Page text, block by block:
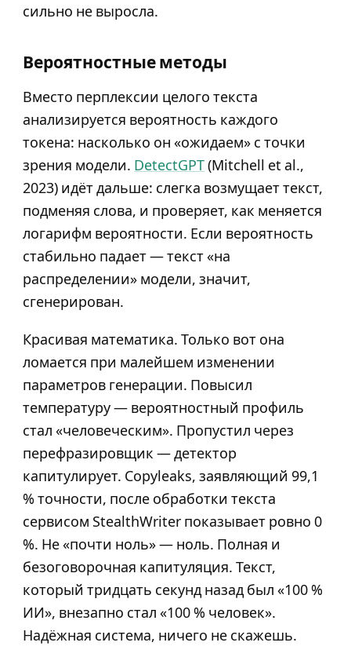
сильно не выросла.
Вероятностные методы
Вместо перплексии целого текста
анализируется вероятность каждого
токена: насколько он «ожидаем» с точки
зрения модели. DetectGPT(Mitchell et al.,
2023) идёт дальше: слегка возмущает текст,
подменяя слова, и проверяет, как меняется
логарифм вероятности. Если вероятность
стабильно падает — текст «на
распределении» модели, значит,
сгенерирован.
Красивая математика. Только вот она
ломается при малейшем изменении
параметров генерации. Повысил
температуру — вероятностный профиль
стал «человеческим». Пропустил через
перефразировщик — детектор
капитулирует. Copyleaks, заявляющий 99,1
% точности, после обработки текста
сервисом StealthWriter показывает ровно 0
%. Не «почти ноль» — ноль. Полная и
безоговорочная капитуляция. Текст,
который тридцать секунд назад был «100 %
ИИ», внезапно стал «100 % человек».
Надёжная система, ничего не скажешь.